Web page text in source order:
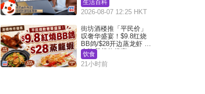
课程唔会蚀...
生活百科
2026-08-07 12:25 HKT
街坊酒楼推「平民价」
叹奢华盛宴！$9.8红烧
BB鸽/$28开边蒸龙虾 3
大晚餐超值优惠
饮食
21小时前